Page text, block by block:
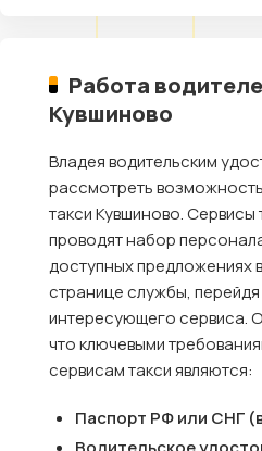
Работа
Кувшиново
Владея водительским
рассмотреть
такси Кувшиново. Сервисы
проводят набор
доступных предложениях
странице службы,
интересующего сервиса.
что ключевыми
сервисам такси являются:
Паспорт РФ или СНГ